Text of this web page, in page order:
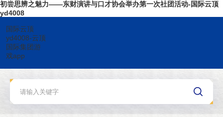
初尝思辨之魅力——东财演讲与口才协会举办第一次社团活动-国际云顶
yd4008
国际云顶
yd4008-云顶
国际集团游
戏app